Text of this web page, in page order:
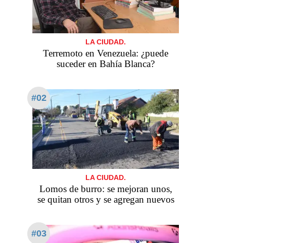
LA CIUDAD.
Terremoto en Venezuela: ¿puede
suceder en Bahía Blanca?
#02
LA CIUDAD.
Lomos de burro: se mejoran unos,
se quitan otros y se agregan nuevos
#03